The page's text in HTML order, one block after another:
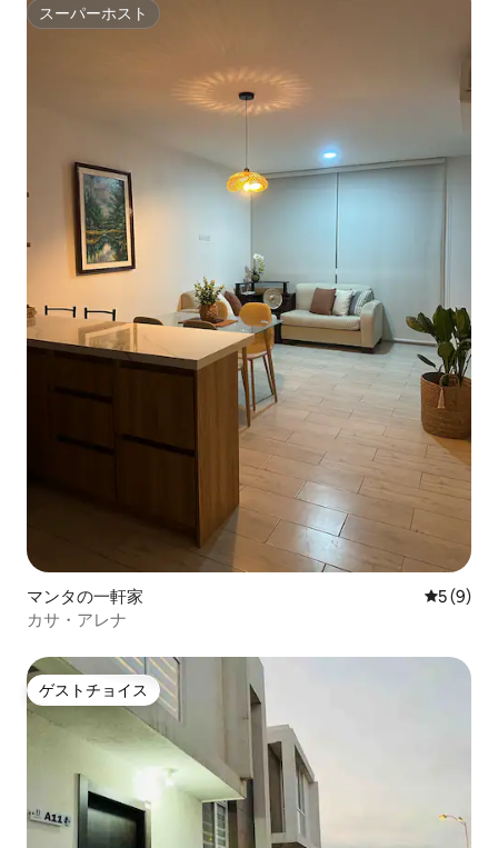
スーパーホスト
スーパーホスト
マンタの一軒家 レビュー
5 (9)
カサ・アレナ
ゲストチョイス
ゲストチョイス